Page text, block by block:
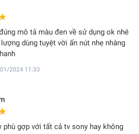
mô tả màu đen về sử dụng ok nhé
dùng tuyệt vời ấn nút nhẹ nhàng
2024 11:33
phù gợp với tất cả tv sony hay không